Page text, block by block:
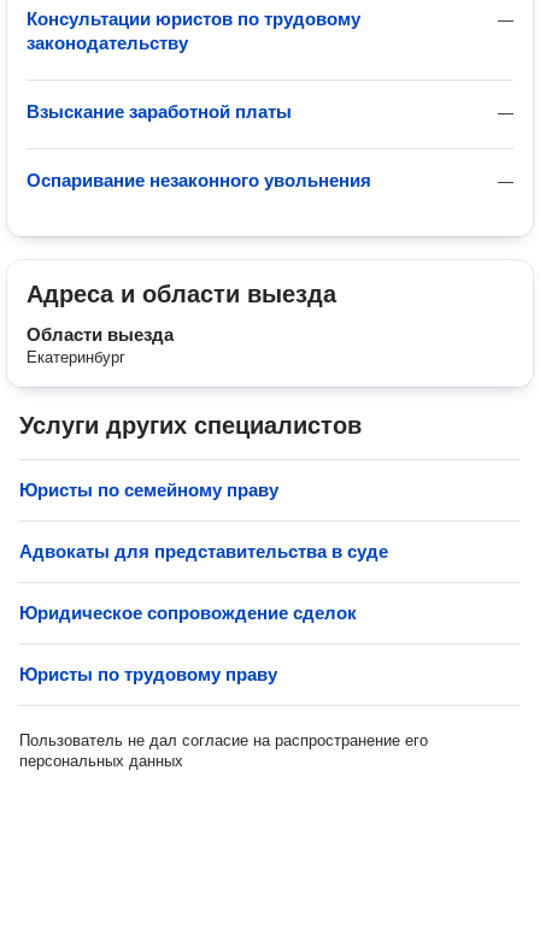
—
Консультации юристов по трудовому
законодательству
—
Взыскание заработной платы
—
Оспаривание незаконного увольнения
Адреса и области выезда
Области выезда
Екатеринбург
Услуги других специалистов
Юристы по семейному праву
Адвокаты для представительства в суде
Юридическое сопровождение сделок
Юристы по трудовому праву
Пользователь не дал согласие на распространение его
персональных данных